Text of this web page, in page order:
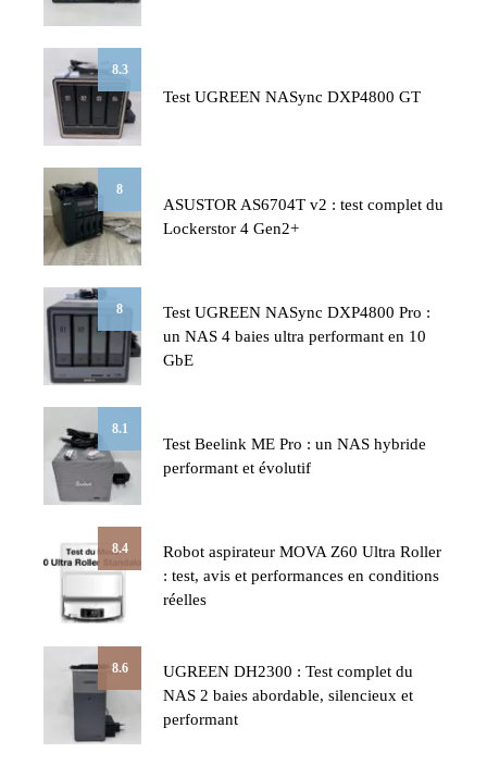
8.3
Test UGREEN NASync DXP4800 GT
8
ASUSTOR AS6704T v2 : test complet du
Lockerstor 4 Gen2+
8
Test UGREEN NASync DXP4800 Pro :
un NAS 4 baies ultra performant en 10
GbE
8.1
Test Beelink ME Pro : un NAS hybride
performant et évolutif
8.4
Robot aspirateur MOVA Z60 Ultra Roller
: test, avis et performances en conditions
réelles
8.6
UGREEN DH2300 : Test complet du
NAS 2 baies abordable, silencieux et
performant